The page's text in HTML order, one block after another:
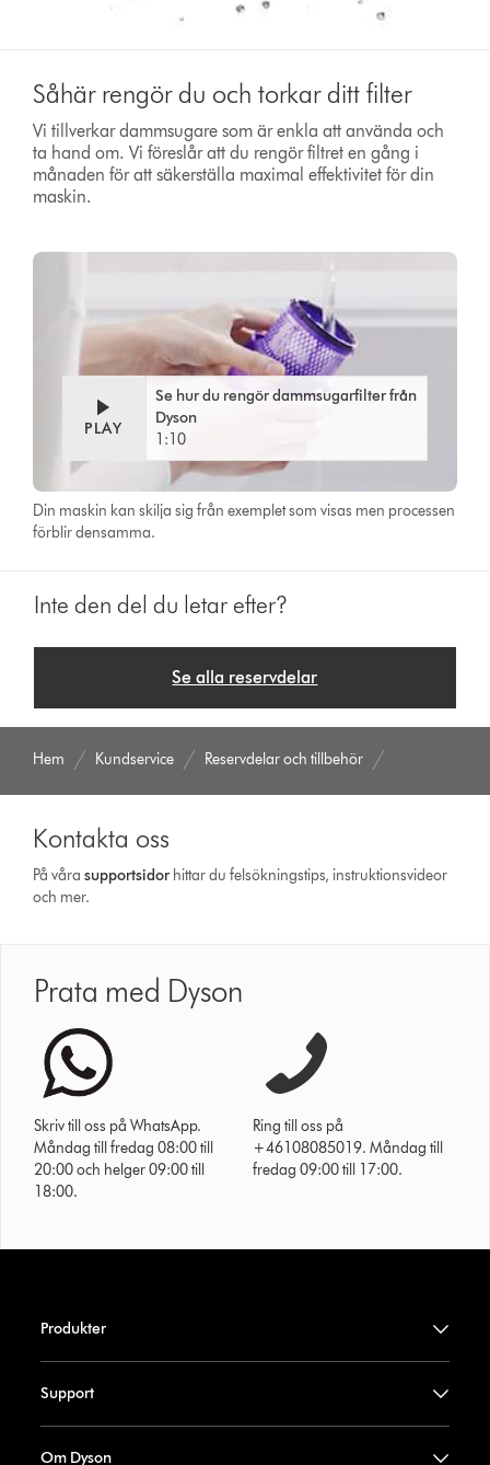
Såhär rengör du och torkar ditt filter
Vi tillverkar dammsugare som är enkla att använda och
ta hand om. Vi föreslår att du rengör filtret en gång i
månaden för att säkerställa maximal effektivitet för din
maskin.
PLAY
Se hur du rengör dammsugarfilter från
Dyson
1:10
Din maskin kan skilja sig från exemplet som visas men processen
förblir densamma.
Inte den del du letar efter?
Se alla reservdelar
Hem Kundservice Reservdelar och tillbehör
Kontakta oss
På vårasupport­sidor hittar du felsökningstips, instruktionsvideor
och mer.
Prata med Dyson
Skriv till oss på WhatsApp.
Måndag till fredag 08:00 till
20:00 och helger 09:00 till
18:00.
Ring till oss på
+46108085019. Måndag till
fredag 09:00 till 17:00.
Produkter
Support
Om Dyson